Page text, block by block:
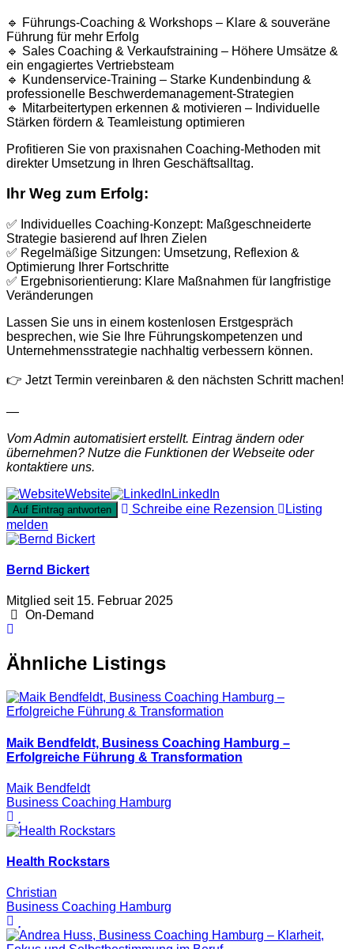
🔹 Führungs-Coaching & Workshops – Klare & souveräne
Führung für mehr Erfolg
🔹 Sales Coaching & Verkaufstraining – Höhere Umsätze &
ein engagiertes Vertriebsteam
🔹 Kundenservice-Training – Starke Kundenbindung &
professionelle Beschwerdemanagement-Strategien
🔹 Mitarbeitertypen erkennen & motivieren – Individuelle
Stärken fördern & Teamleistung optimieren
Profitieren Sie von praxisnahen Coaching-Methoden mit
direkter Umsetzung in Ihren Geschäftsalltag.
Ihr Weg zum Erfolg:
✅ Individuelles Coaching-Konzept: Maßgeschneiderte
Strategie basierend auf Ihren Zielen
✅ Regelmäßige Sitzungen: Umsetzung, Reflexion &
Optimierung Ihrer Fortschritte
✅ Ergebnisorientierung: Klare Maßnahmen für langfristige
Veränderungen
Lassen Sie uns in einem kostenlosen Erstgespräch
besprechen, wie Sie Ihre Führungskompetenzen und
Unternehmensstrategie nachhaltig verbessern können.
👉 Jetzt Termin vereinbaren & den nächsten Schritt machen!
—
Vom Admin automatisiert erstellt. Eintrag ändern oder
übernehmen? Nutze die Funktionen der Webseite oder
kontaktiere uns.
Website
LinkedIn
Auf Eintrag antworten Schreibe eine Rezension
Listing
melden
Bernd Bickert
Mitglied seit 15. Februar 2025
On-Demand
Ähnliche Listings
Maik Bendfeldt, Business Coaching Hamburg –
Erfolgreiche Führung & Transformation
Maik Bendfeldt
Business Coaching Hamburg
Health Rockstars
Christian
Business Coaching Hamburg